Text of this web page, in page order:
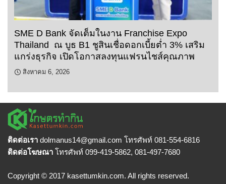
SME D Bank จัดเต็มในงาน Franchise Expo
Thailand ณ บูธ B1 ชูสินเชื่อดอกเบี้ยต่ำ 3% เสริม
แกร่งธุรกิจ เปิดโอกาสลงทุนแฟรนไชส์คุณภาพ
สิงหาคม 6, 2026
ติดต่อเรา dolmanus14@gmail.com โทรศัพท์ 081-554-6816
ติดต่อโฆษณา โทรศัพท์ 099-419-5862, 081-497-7680
Copyright © 2017 kasettumkin.com. All rights reserved.